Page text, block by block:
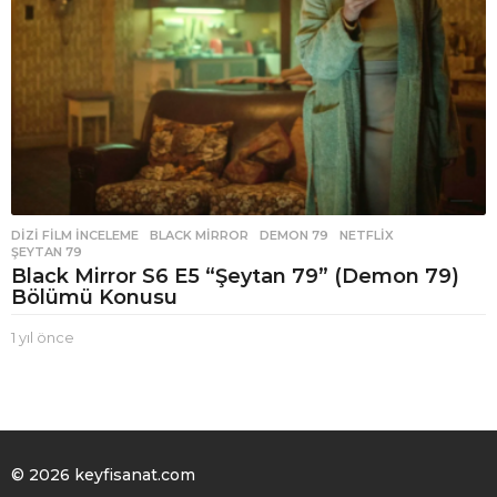
DIZI FILM İNCELEME BLACK MIRROR ,DEMON 79 ,NETFLIX
ŞEYTAN 79
Black Mirror S6 E5 “Şeytan 79” (Demon 79)
Bölümü Konusu
1 yıl önce
e
© 2026 keyfisanat.com